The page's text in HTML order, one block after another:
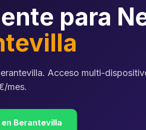
para
Acceso multi-
mes.
en Berantevilla